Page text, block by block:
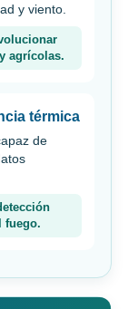
y viento.
agrícolas.
térmica
de
fuego.